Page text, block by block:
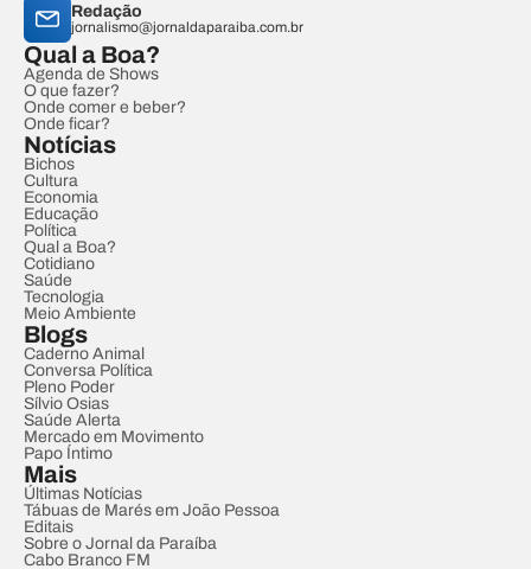
Redação
jornalismo@jornaldaparaiba.com.br
Qual a Boa?
Agenda de Shows
O que fazer?
Onde comer e beber?
Onde ficar?
Notícias
Bichos
Cultura
Economia
Educação
Política
Qual a Boa?
Cotidiano
Saúde
Tecnologia
Meio Ambiente
Blogs
Caderno Animal
Conversa Política
Pleno Poder
Sílvio Osias
Saúde Alerta
Mercado em Movimento
Papo Íntimo
Mais
Últimas Notícias
Tábuas de Marés em João Pessoa
Editais
Sobre o Jornal da Paraíba
Cabo Branco FM